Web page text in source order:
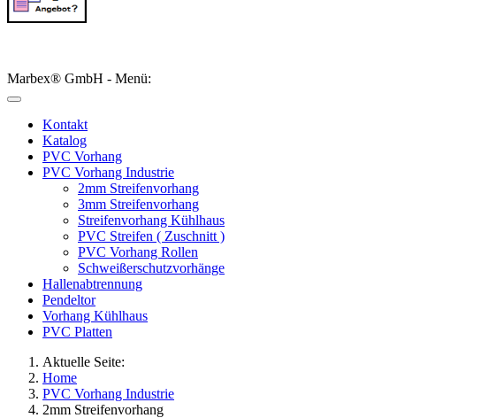
Marbex® GmbH - Menü:
Kontakt
Katalog
PVC Vorhang
PVC Vorhang Industrie
2mm Streifenvorhang
3mm Streifenvorhang
Streifenvorhang Kühlhaus
PVC Streifen ( Zuschnitt )
PVC Vorhang Rollen
Schweißerschutzvorhänge
Hallenabtrennung
Pendeltor
Vorhang Kühlhaus
PVC Platten
Aktuelle Seite:
Home
PVC Vorhang Industrie
2mm Streifenvorhang